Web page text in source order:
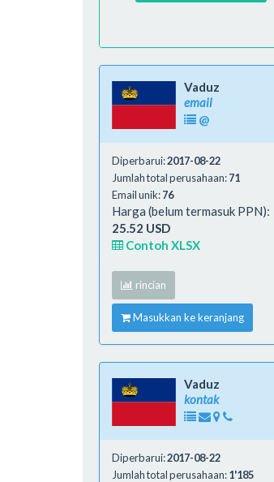
Vaduz
email
@
Diperbarui:2017-08-22
Jumlah total perusahaan:71
Email unik:76
Harga (belum termasuk PPN):
25.52 USD
Contoh XLSX
rincian
Masukkan ke keranjang
Vaduz
kontak
Diperbarui:2017-08-22
Jumlah total perusahaan:1'185